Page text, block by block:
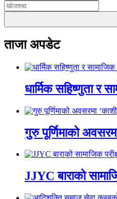
ताजा अपडेट
धार्मिक सहिष्णुता र
गुरु पूर्णिमाको
JJYC बाराको